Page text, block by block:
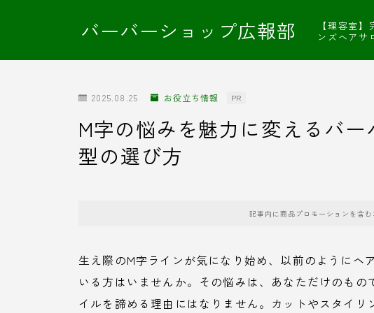
バーバーショップ広報部
【理容室
ンズヘアサ
2025.08.25 お役立ち情報 PR
M字の悩みを魅力に変えるバ
型の選び方
記事内に商品プロモーションを含
生え際のM字ラインが気になり始め、以前のようにヘ
いる方はいませんか。その悩みは、あなただけのも
イルを諦める理由にはなりません。カットやスタイ